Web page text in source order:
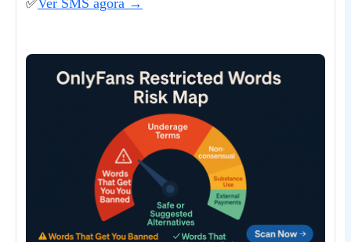
✅Ver SMS agora →